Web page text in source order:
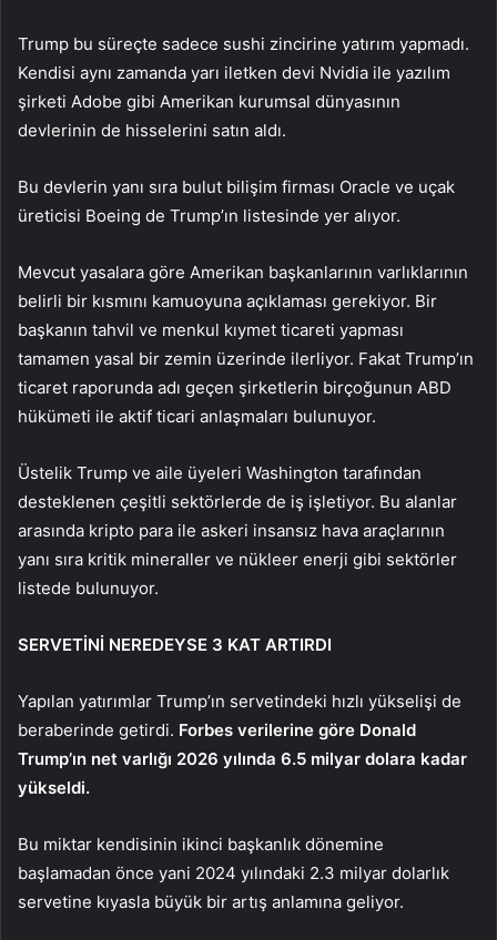
Trump bu süreçte sadece sushi zincirine yatırım yapmadı.
Kendisi aynı zamanda yarı iletken devi Nvidia ile yazılım
şirketi Adobe gibi Amerikan kurumsal dünyasının
devlerinin de hisselerini satın aldı.
Bu devlerin yanı sıra bulut bilişim firması Oracle ve uçak
üreticisi Boeing de Trump’ın listesinde yer alıyor.
Mevcut yasalara göre Amerikan başkanlarının varlıklarının
belirli bir kısmını kamuoyuna açıklaması gerekiyor. Bir
başkanın tahvil ve menkul kıymet ticareti yapması
tamamen yasal bir zemin üzerinde ilerliyor. Fakat Trump’ın
ticaret raporunda adı geçen şirketlerin birçoğunun ABD
hükümeti ile aktif ticari anlaşmaları bulunuyor.
Üstelik Trump ve aile üyeleri Washington tarafından
desteklenen çeşitli sektörlerde de iş işletiyor. Bu alanlar
arasında kripto para ile askeri insansız hava araçlarının
yanı sıra kritik mineraller ve nükleer enerji gibi sektörler
listede bulunuyor.
SERVETİNİ NEREDEYSE 3 KAT ARTIRDI
Yapılan yatırımlar Trump’ın servetindeki hızlı yükselişi de
beraberinde getirdi. Forbes verilerine göre Donald
Trump’ın net varlığı 2026 yılında 6.5 milyar dolara kadar
yükseldi.
Bu miktar kendisinin ikinci başkanlık dönemine
başlamadan önce yani 2024 yılındaki 2.3 milyar dolarlık
servetine kıyasla büyük bir artış anlamına geliyor.